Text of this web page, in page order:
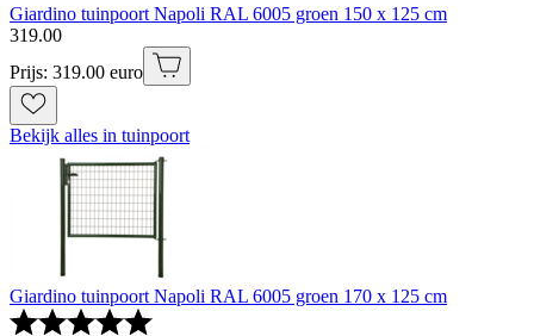
Giardino tuinpoort Napoli RAL 6005 groen 150 x 125 cm
319.00
Prijs: 319.00 euro
Bekijk alles in tuinpoort
Giardino tuinpoort Napoli RAL 6005 groen 170 x 125 cm